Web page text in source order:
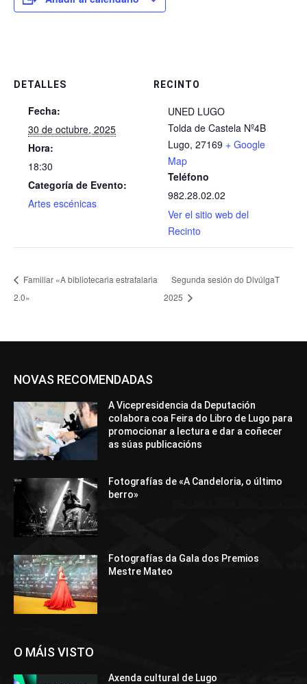
DETALLES
Fecha:
30 de octubre, 2025
Hora:
18:30
Categoría de Evento:
Artes escénicas
RECINTO
UNED LUGO
Tolda de Castela Nº4B
Lugo, 27169 + Google
Map
Teléfono
982.28.02.02
Ver el sitio web del
Recinto
Familiar «A bibliotecaria estrafalaria
2.0»
Segunda sesión do DivúlgaT
2025
NOVAS RECOMENDADAS
A Vicepresidencia da Deputación
colabora coa Feira do Libro de Lugo para
promocionar a lectura e dar a coñecer
as súas publicacións
Fotografías de «A Candeloria, o último
berro»
Fotografías da Gala dos Premios
Mestre Mateo
O MÁIS VISTO
Axenda cultural de Lugo